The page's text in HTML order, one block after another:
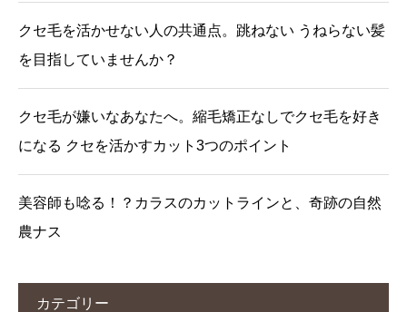
クセ毛を活かせない人の共通点。跳ねない うねらない髪
を目指していませんか？
クセ毛が嫌いなあなたへ。縮毛矯正なしでクセ毛を好き
になる クセを活かすカット3つのポイント
美容師も唸る！？カラスのカットラインと、奇跡の自然
農ナス
カテゴリー